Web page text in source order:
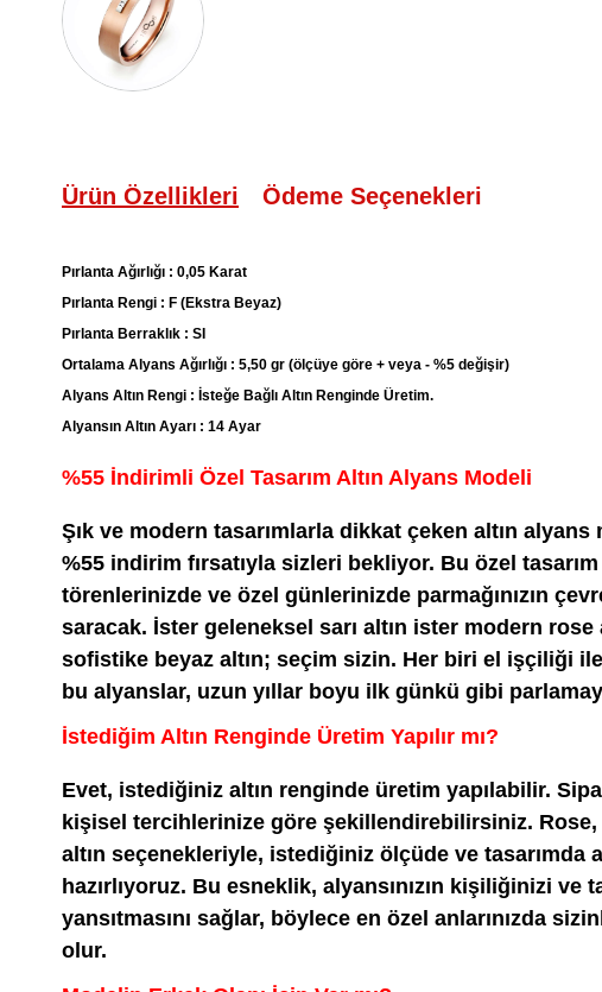
Ürün Özellikleri Ödeme Seçenekleri
Pırlanta Ağırlığı : 0,05 Karat
Pırlanta Rengi : F (Ekstra Beyaz)
Pırlanta Berraklık : SI
Ortalama Alyans Ağırlığı : 5,50 gr (ölçüye göre + veya - %5 değişir)
Alyans Altın Rengi : İsteğe Bağlı Altın Renginde Üretim.
Alyansın Altın Ayarı : 14 Ayar
%55 İndirimli Özel Tasarım Altın Alyans Modeli
Şık ve modern tasarımlarla dikkat çeken altın
%55 indirim fırsatıyla sizleri bekliyor. Bu özel
törenlerinizde ve özel günlerinizde parmağınızın
saracak. İster geleneksel sarı altın ister modern rose
sofistike beyaz altın; seçim sizin. Her biri el işçiliği
bu alyanslar, uzun yıllar boyu ilk günkü gibi
İstediğim Altın Renginde Üretim Yapılır mı?
Evet, istediğiniz altın renginde üretim yapılabilir.
kişisel tercihlerinize göre şekillendirebilirsiniz. Rose,
altın seçenekleriyle, istediğiniz ölçüde ve tasarımda
hazırlıyoruz. Bu esneklik, alyansınızın kişiliğinizi ve
yansıtmasını sağlar, böylece en özel anlarınızda
olur.